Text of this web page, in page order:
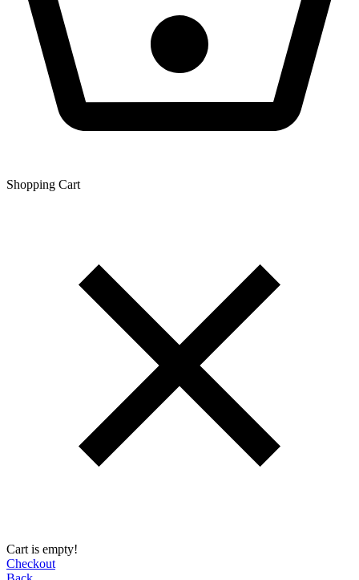
Shopping Сart
Cart is empty!
Checkout